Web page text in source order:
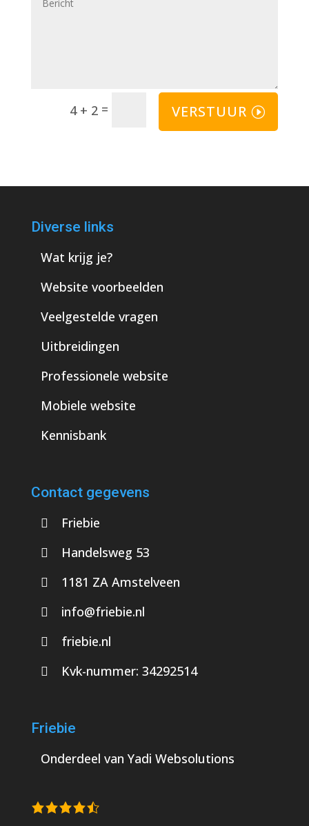
4 + 2 = VERSTUUR
Diverse links
Wat krijg je?
Website voorbeelden
Veelgestelde vragen
Uitbreidingen
Professionele website
Mobiele website
Kennisbank
Contact gegevens
Friebie
Handelsweg 53
1181 ZA Amstelveen
info@friebie.nl
friebie.nl
Kvk-nummer: 34292514
Friebie
Onderdeel van Yadi Websolutions